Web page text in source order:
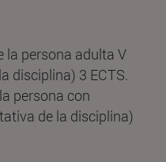
la persona adulta V
disciplina) 3 ECTS.
persona con
de la disciplina)